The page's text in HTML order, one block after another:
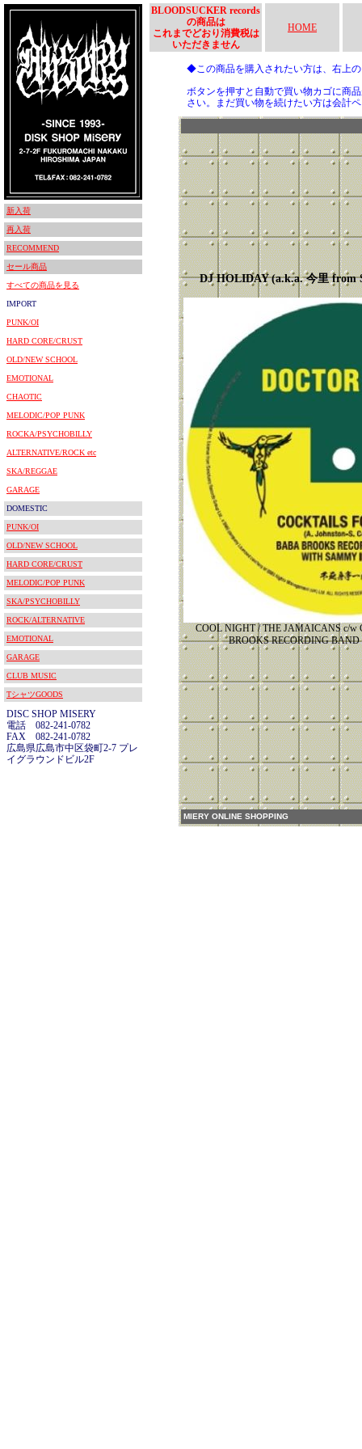
新入荷
再入荷
RECOMMEND
セール商品
すべての商品を見る
IMPORT
PUNK/OI
HARD CORE/CRUST
OLD/NEW SCHOOL
EMOTIONAL
CHAOTIC
MELODIC/POP PUNK
ROCKA/PSYCHOBILLY
ALTERNATIVE/ROCK etc
SKA/REGGAE
GARAGE
DOMESTIC
PUNK/OI
OLD/NEW SCHOOL
HARD CORE/CRUST
MELODIC/POP PUNK
SKA/PSYCHOBILLY
ROCK/ALTERNATIVE
EMOTIONAL
GARAGE
CLUB MUSIC
TシャツGOODS
DISC SHOP MISERY
電話 082-241-0782
FAX 082-241-0782
広島県広島市中区袋町2-7 プレ
イグラウンドビル2F
BLOODSUCKER records
の商品は
これまでどおり消費税は
いただきません
HOME
◆この商品を購入されたい方は、右上
ボタンを押すと自動で買い物カゴに商
さい。まだ買い物を続けたい方は会計
DJ HOLIDAY (a.k.a. 今里 from
COOL NIGHT / THE JAMAICANS c/w
BROOKS RECORDING
MIERY ONLINE SHOPPING